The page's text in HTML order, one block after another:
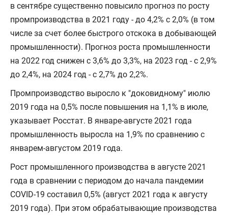
в сентябре существенно повысило прогноз по росту
промпроизводства в 2021 году - до 4,2% с 2,0% (в том
числе за счет более быстрого отскока в добывающей
промышленности). Прогноз роста промышленности
на 2022 год снижен с 3,6% до 3,3%, на 2023 год - с 2,9%
до 2,4%, на 2024 год - с 2,7% до 2,2%.
Промпроизводство выросло к "доковидному" июлю
2019 года на 0,5% после повышения на 1,1% в июле,
указывает Росстат. В январе-августе 2021 года
промышленность выросла на 1,9% по сравнению с
январем-августом 2019 года.
Рост промышленного производства в августе 2021
года в сравнении с периодом до начала пандемии
COVID-19 составил 0,5% (август 2021 года к августу
2019 года). При этом обрабатывающие производства